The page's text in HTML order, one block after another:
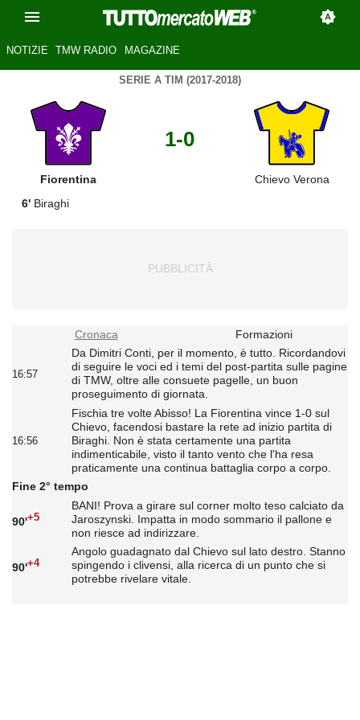
NOTIZIE TMW RADIO MAGAZINE
SERIE A TIM (2017-2018)
Fiorentina
1-0
Chievo Verona
6' Biraghi
Cronaca Formazioni
16:57
Da Dimitri Conti, per il momento, è tutto. Ricordandovi
di seguire le voci ed i temi del post-partita sulle pagine
di TMW, oltre alle consuete pagelle, un buon
proseguimento di giornata.
16:56
Fischia tre volte Abisso! La Fiorentina vince 1-0 sul
Chievo, facendosi bastare la rete ad inizio partita di
Biraghi. Non è stata certamente una partita
indimenticabile, visto il tanto vento che l'ha resa
praticamente una continua battaglia corpo a corpo.
Fine 2° tempo
90'+5
BANI! Prova a girare sul corner molto teso calciato da
Jaroszynski. Impatta in modo sommario il pallone e
non riesce ad indirizzare.
90'+4
Angolo guadagnato dal Chievo sul lato destro. Stanno
spingendo i clivensi, alla ricerca di un punto che si
potrebbe rivelare vitale.